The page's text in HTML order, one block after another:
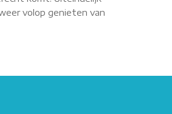
volop genieten van